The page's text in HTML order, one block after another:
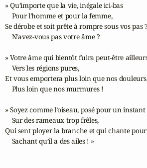
» Qu’importe que la vie, inégale ici-bas
    Pour l’homme et pour la femme,
Se dérobe et soit prête à rompre sous vos pas ?
    N’avez-vous pas votre âme ?
» Votre âme qui bientôt fuira peut-être
    Vers les régions pures,
Et vous emportera plus loin que nos
    Plus loin que nos murmures !
» Soyez comme l’oiseau, posé pour un instant
    Sur des rameaux trop frêles,
Qui sent ployer la branche et qui chante
    Sachant qu’il a des ailes ! »